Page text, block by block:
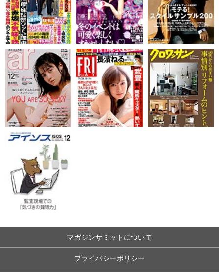
マガジンサミットについて
プライバシーポリシー